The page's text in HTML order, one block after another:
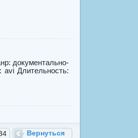
документально-
avi Длительность:
Вернуться